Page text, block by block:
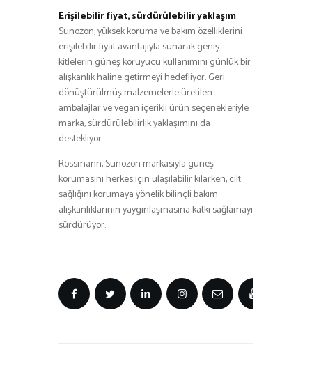
Erişilebilir fiyat, sürdürülebilir yaklaşım
Sunozon, yüksek koruma ve bakım özelliklerini
erişilebilir fiyat avantajıyla sunarak geniş
kitlelerin güneş koruyucu kullanımını günlük bir
alışkanlık haline getirmeyi hedefliyor. Geri
dönüştürülmüş malzemelerle üretilen
ambalajlar ve vegan içerikli ürün seçenekleriyle
marka, sürdürülebilirlik yaklaşımını da
destekliyor.
Rossmann, Sunozon markasıyla güneş
korumasını herkes için ulaşılabilir kılarken, cilt
sağlığını korumaya yönelik bilinçli bakım
alışkanlıklarının yaygınlaşmasına katkı sağlamayı
sürdürüyor.